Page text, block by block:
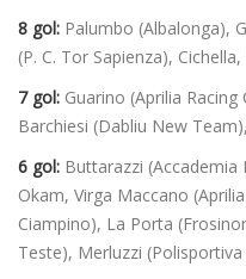
8 gol: Palumbo (Albalonga),
(P. C. Tor Sapienza),
7 gol: Guarino (Aprilia Racing
Barchiesi (Dabliu New
6 gol: Buttarazzi (Accademia
Okam, Virga Maccano
Ciampino), La Porta
Teste), Merluzzi